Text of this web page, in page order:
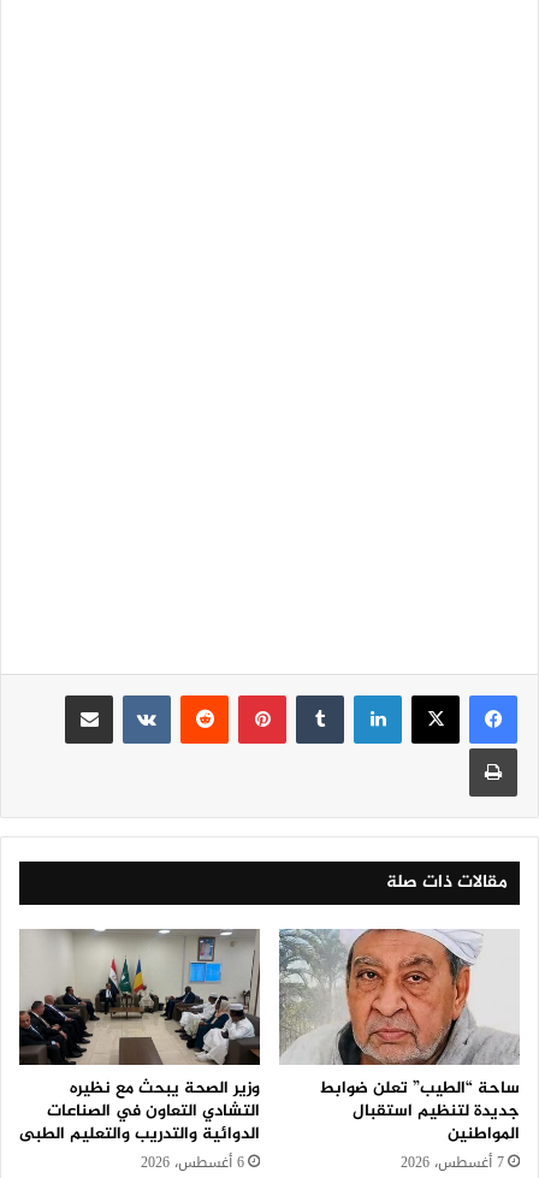
لينكدإن بينتيريست
مقالات ذات صلة
ساحة “الطيب” تعلن ضوابط
جديدة لتنظيم استقبال
المواطنين
7 أغسطس، 2026
وزير الصحة يبحث مع نظيره
التشادي التعاون في الصناعات
الدوائية والتدريب والتعليم الطبى
6 أغسطس، 2026